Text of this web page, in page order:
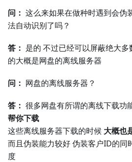
问： 这么来如果在做种时遇到会伪
法自动识别了吗？
答： 是的 不过已经可以屏蔽绝大
的大概是网盘的离线服务器
问： 网盘的离线服务器？
答： 很多网盘有所谓的离线下载功
帮你下载
这些离线服务器下载的时候 大概也
而且伪装能力较好 伪装客户ID的同
度